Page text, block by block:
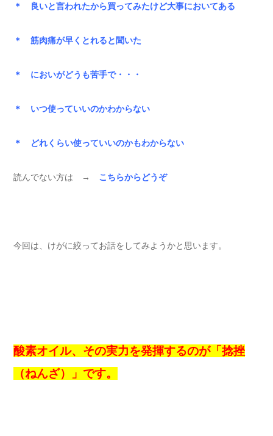
＊ 良いと言われたから買ってみたけど大事においてある
＊ 筋肉痛が早くとれると聞いた
＊ においがどうも苦手で・・・
＊ いつ使っていいのかわからない
＊ どれくらい使っていいのかもわからない
読んでない方は → こちらからどうぞ
今回は、けがに絞ってお話をしてみようかと思います。
酸素オイル、その実力を発揮するのが「捻挫
（ねんざ）」です。